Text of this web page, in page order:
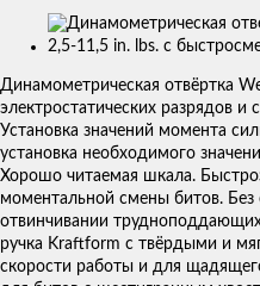
Изображения
Динамометрическая отвёртка
электростатических разрядов и
Установка значений момента
установка необходимого
Хорошо читаемая шкала.
моментальной смены битов.
отвинчивании
ручка Kraftform с твёрдыми и
скорости работы и для